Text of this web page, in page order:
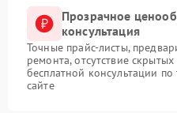
Прозрачное
консультация
Точные прайс-листы,
ремонта, отсутствие
бесплатной консультации
сайте